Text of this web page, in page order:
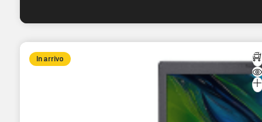
In arrivo